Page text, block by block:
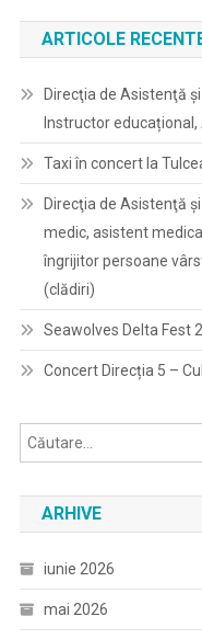
ARTICOLE
Direcţia de Asistenţă
Instructor
Taxi în concert la
Direcţia de Asistenţă
medic, asistent
îngrijitor persoane
(clădiri)
Seawolves Delta Fest
Concert Direcția 5 –
ARHIVE
iunie 2026
mai 2026